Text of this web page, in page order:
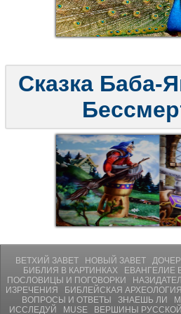
Сказка Баба-
ВЕТХИЙ ЗАВЕТ НОВЫЙ ЗАВЕТ
БИБЛИЯ В КАРТИНКАХ
ЕВАНГЕЛИЕ
ПОСЛОВИЦЫ И ПОГОВОРКИ
ИЗРЕЧЕНИЯ
БИБЛЕЙСКАЯ АРХЕОЛОГИЯ
ВОПРОСЫ И ОТВЕТЫ
ЗНАЕШЬ ЛИ
ИССЛЕДУЙ
MUSE ВЕРШИНЫ